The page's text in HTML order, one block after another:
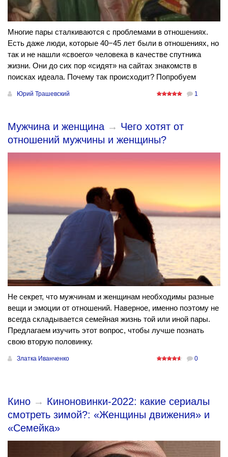
Многие пары сталкиваются с проблемами в отношениях.
Есть даже люди, которые 40−45 лет были в отношениях, но
так и не нашли «своего» человека в качестве спутника
жизни. Они до сих пор «сидят» на сайтах знакомств в
поисках идеала. Почему так происходит? Попробуем
Юрий Трашевский 1
Мужчина и женщина → Чего хотят от
отношений мужчины и женщины?
Не секрет, что мужчинам и женщинам необходимы разные
вещи и эмоции от отношений. Наверное, именно поэтому не
всегда складывается семейная жизнь той или иной пары.
Предлагаем изучить этот вопрос, чтобы лучше познать
свою вторую половинку.
Златка Иванченко 0
Кино → Киноновинки-2022: какие сериалы
смотреть зимой?: «Женщины движения» и
«Семейка»